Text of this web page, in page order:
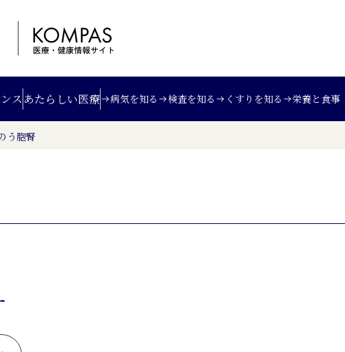
ス あたらしい医療 病気を知る 検査を知る くすりを知る 栄養と食事
う胞腎